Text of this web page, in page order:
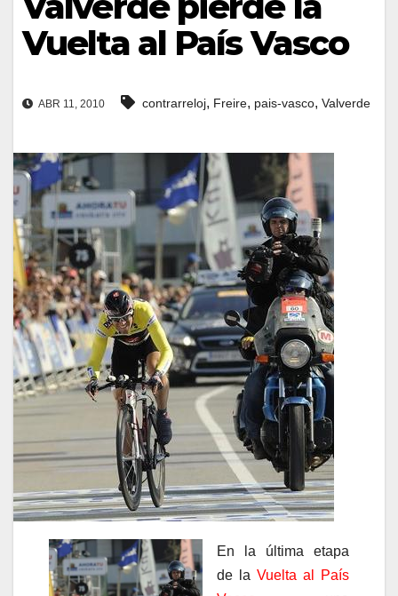
Vuelta al País Vasco
ABR 11, 2010 contrarreloj, Freire, pais-vasco, Valverde
En la última etapa
de la Vuelta al País